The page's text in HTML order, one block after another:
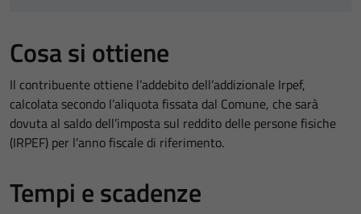
Cosa si ottiene
Il contribuente ottiene l’addebito dell’addizionale Irpef,
calcolata secondo l’aliquota fissata dal Comune, che sarà
dovuta al saldo dell’imposta sul reddito delle persone fisiche
(IRPEF) per l’anno fiscale di riferimento.
Tempi e scadenze